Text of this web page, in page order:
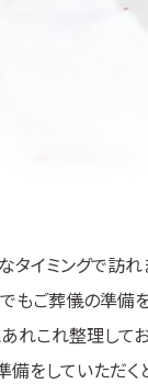
タイミングで訪れ
もご葬儀の準備
これ整理してお
をしていただく